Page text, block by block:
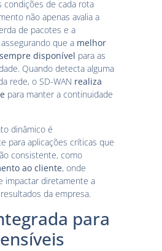
condições de cada rota
não apenas avalia a
de pacotes e a
que a melhor
disponível para as
Quando detecta alguma
rede, o SD-WAN realiza
para manter a continuidade
dinâmico é
para aplicações críticas que
consistente, como
ao cliente, onde
impactar diretamente a
da empresa.
para